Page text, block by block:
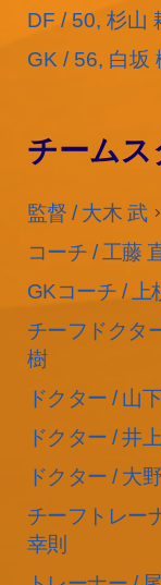
DF / 50, 杉山
GK / 56, 白坂
チーム
監督 / 大木 武
コーチ / 工藤
GKコーチ / 上
チーフドクタ
樹
ドクター / 山
ドクター / 井
ドクター / 大
チーフトレー
幸則